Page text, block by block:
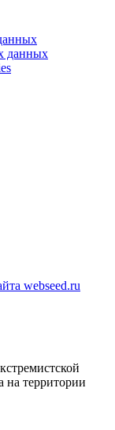
данных
на территории